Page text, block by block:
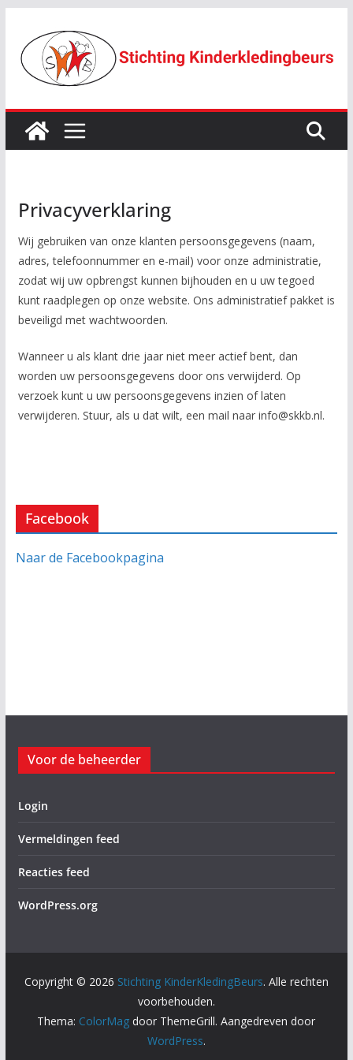
naar
inhoud
Privacyverklaring
Wij gebruiken van onze klanten persoonsgegevens (naam,
adres, telefoonnummer en e-mail) voor onze administratie,
zodat wij uw opbrengst kunnen bijhouden en u uw tegoed
kunt raadplegen op onze website. Ons administratief pakket is
beveiligd met wachtwoorden.
Wanneer u als klant drie jaar niet meer actief bent, dan
worden uw persoonsgegevens door ons verwijderd. Op
verzoek kunt u uw persoonsgegevens inzien of laten
verwijderen. Stuur, als u dat wilt, een mail naar info@skkb.nl.
Facebook
Naar de Facebookpagina
Voor de beheerder
Login
Vermeldingen feed
Reacties feed
WordPress.org
Copyright © 2026 Stichting KinderKledingBeurs. Alle rechten
voorbehouden.
Thema: ColorMag door ThemeGrill. Aangedreven door
WordPress.